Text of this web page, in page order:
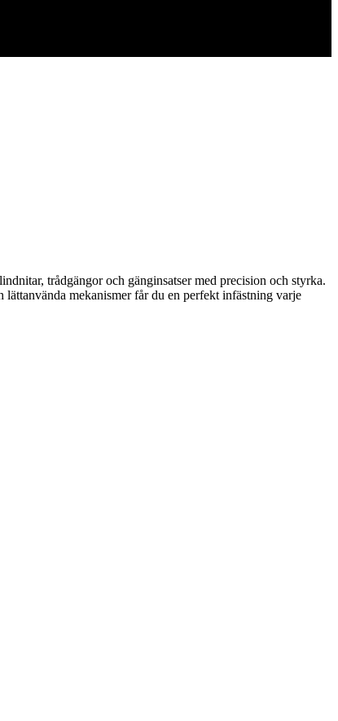
trådgängor och gänginsatser med precision och styrka.
mekanismer får du en perfekt infästning varje